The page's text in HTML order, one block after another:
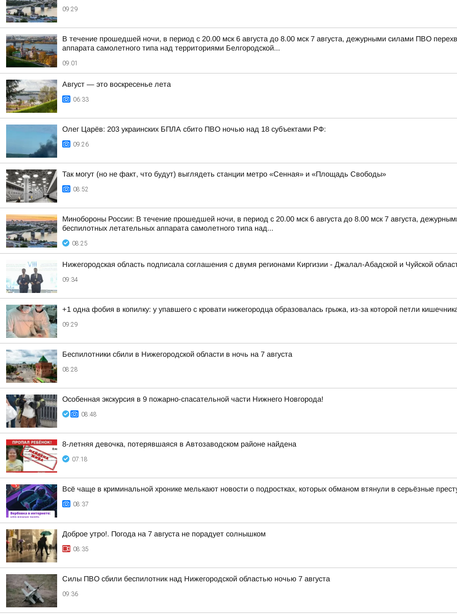
09:29
В течение прошедшей ночи, в период с 20.00 мск 6 августа до 8.00 мск 7 августа, дежурными силами ПВО
аппарата самолетного типа над территориями Белгородской...
09:01
Август — это воскресенье лета
06:33
Олег Царёв: 203 украинских БПЛА сбито ПВО ночью над 18 субъектами РФ:
09:26
Так могут (но не факт, что будут) выглядеть станции метро «Сенная» и «Площадь Свободы»
08:52
Минобороны России: В течение прошедшей ночи, в период с 20.00 мск 6 августа до 8.00 мск 7 августа,
беспилотных летательных аппарата самолетного типа над...
08:25
Нижегородская область подписала соглашения с двумя регионами Киргизии - Джалал-Абадской и Чуйской
09:34
+1 одна фобия в копилку: у упавшего с кровати нижегородца образовалась грыжа, из-за которой петли
09:29
Беспилотники сбили в Нижегородской области в ночь на 7 августа
08:28
Особенная экскурсия в 9 пожарно-спасательной части Нижнего Новгорода!
08:48
8-летняя девочка, потерявшаяся в Автозаводском районе найдена
07:18
Всё чаще в криминальной хронике мелькают новости о подростках, которых обманом втянули в серьёзные
08:37
Доброе утро!. Погода на 7 августа не порадует солнышком
08:35
Силы ПВО сбили беспилотник над Нижегородской областью ночью 7 августа
09:36